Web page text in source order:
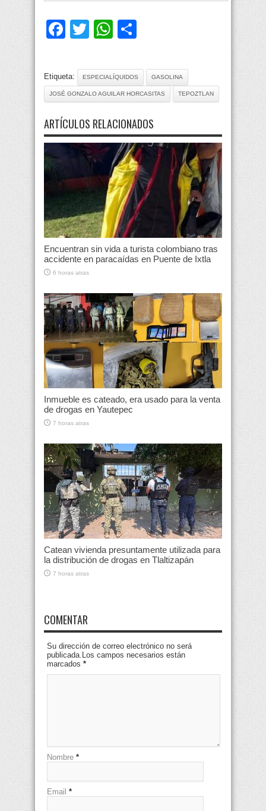
Facebook
TwitterWhatsApp
Etiqueta: ESPECIALÍQUIDOS GASOLINA
JOSÉ GONZALO AGUILAR HORCASITAS TEPOZTLAN
ARTÍCULOS RELACIONADOS
Encuentran sin vida a turista colombiano tras
accidente en paracaídas en Puente de Ixtla
6 horas atras
Inmueble es cateado, era usado para la venta
de drogas en Yautepec
7 horas atras
Catean vivienda presuntamente utilizada para
la distribución de drogas en Tlaltizapán
7 horas atras
COMENTAR
Su dirección de correo electrónico no será
publicada.Los campos necesarios están
marcados *
Nombre *
Email *